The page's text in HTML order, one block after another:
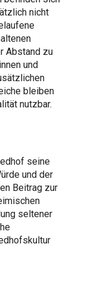
nicht
Abstand zu
und
bleiben
nutzbar.
seine
und der
Beitrag zur
seltener